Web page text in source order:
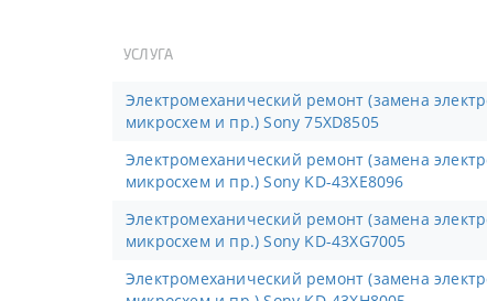
УСЛУГА
Электромеханический ремонт (замена электронных компонентов,
микросхем и пр.) Sony 75XD8505
Электромеханический ремонт (замена электронных компонентов,
микросхем и пр.) Sony KD-43XE8096
Электромеханический ремонт (замена электронных компонентов,
микросхем и пр.) Sony KD-43XG7005
Электромеханический ремонт (замена электронных компонентов,